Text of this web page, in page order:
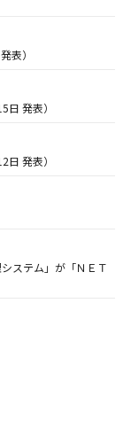
表）
発表）
発表）
ステム」が「ＮＥＴ